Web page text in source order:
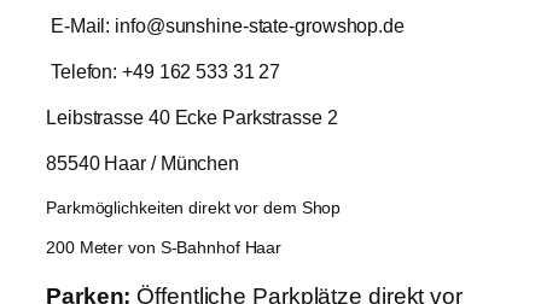
E-Mail: info@sunshine-state-growshop.de
Telefon: +49 162 533 31 27
Leibstrasse 40 Ecke Parkstrasse 2
85540 Haar / München
Parkmöglichkeiten direkt vor dem Shop
200 Meter von S-Bahnhof Haar
Parken: Öffentliche Parkplätze direktvor